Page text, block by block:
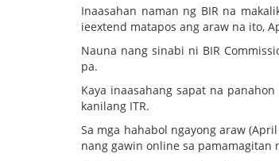
Inaasahan naman ng BIR na
ieextend matapos ang araw na ito,
Nauna nang sinabi ni BIR
pa.
Kaya inaasahang sapat na
kanilang ITR.
Sa mga hahabol ngayong araw
nang gawin online sa pamamagitan